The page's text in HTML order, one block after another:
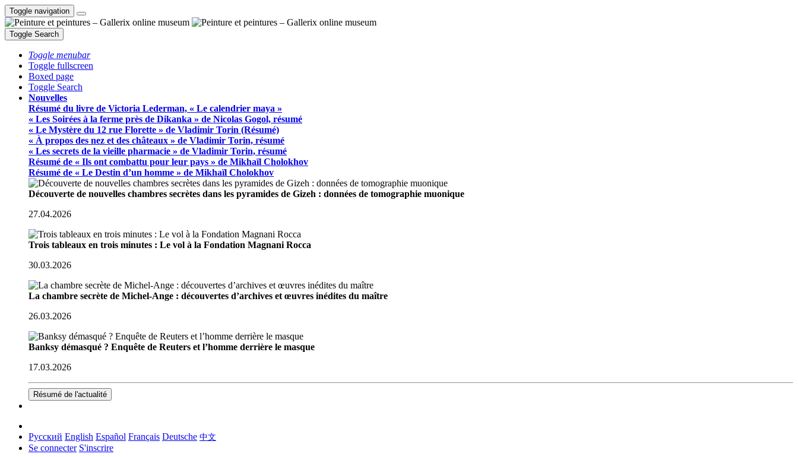
Toggle navigation
Toggle Search
Toggle menubar
Toggle fullscreen
Boxed page
Toggle Search
Nouvelles
Résumé du livre de Victoria Lederman, « Le calendrier maya »
« Les Soirées à la ferme près de Dikanka » de Nicolas Gogol, résumé
« Le Mystère du 12 rue Florette » de Vladimir Torin (Résumé)
« À propos des nez et des châteaux » de Vladimir Torin, résumé
« Les secrets de la vieille pharmacie » de Vladimir Torin, résumé
Résumé de « Ils ont combattu pour leur pays » de Mikhaïl Cholokhov
Résumé de « Le Destin d’un homme » de Mikhaïl Cholokhov
Découverte de nouvelles chambres secrètes dans les pyramides de Gizeh : données de tomographie muonique
27.04.2026
Trois tableaux en trois minutes : Le vol à la Fondation Magnani Rocca
30.03.2026
La chambre secrète de Michel-Ange : découvertes d’archives et œuvres inédites du maître
26.03.2026
Banksy démasqué ? Enquête de Reuters et l’homme derrière le masque
17.03.2026
Résumé de l'actualité
Русский English Español Français Deutsche 中文
Se connecter S'inscrire